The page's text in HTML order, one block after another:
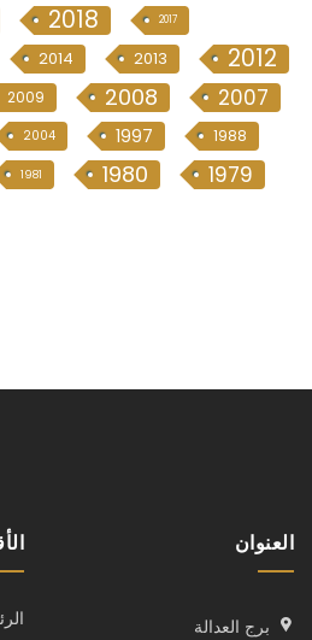
2018 2017
2014 2013 2012
2009 2008 2007
2004 1997 1988
1981 1980 1979
العنوان
برج العدالة